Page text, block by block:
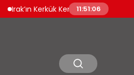
Kentinde 12 Bin Ruhsatsız Silah Kayıt
11:51:07